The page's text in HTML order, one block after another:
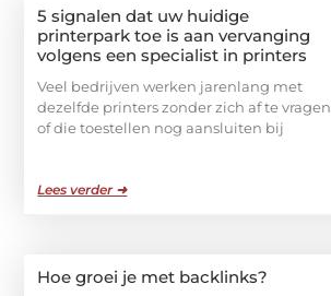
5 signalen dat uw huidige
printerpark toe is aan vervanging
volgens een specialist in printers
Veel bedrijven werken jarenlang met
dezelfde printers zonder zich af te vragen
of die toestellen nog aansluiten bij
Lees verder ➜
Hoe groei je met backlinks?